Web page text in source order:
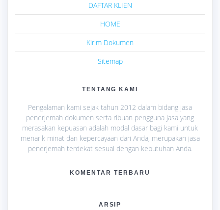
DAFTAR KLIEN
HOME
Kirim Dokumen
Sitemap
TENTANG KAMI
Pengalaman kami sejak tahun 2012 dalam bidang jasa
penerjemah dokumen serta ribuan pengguna jasa yang
merasakan kepuasan adalah modal dasar bagi kami untuk
menarik minat dan kepercayaan dari Anda, merupakan jasa
penerjemah terdekat sesuai dengan kebutuhan Anda.
KOMENTAR TERBARU
ARSIP